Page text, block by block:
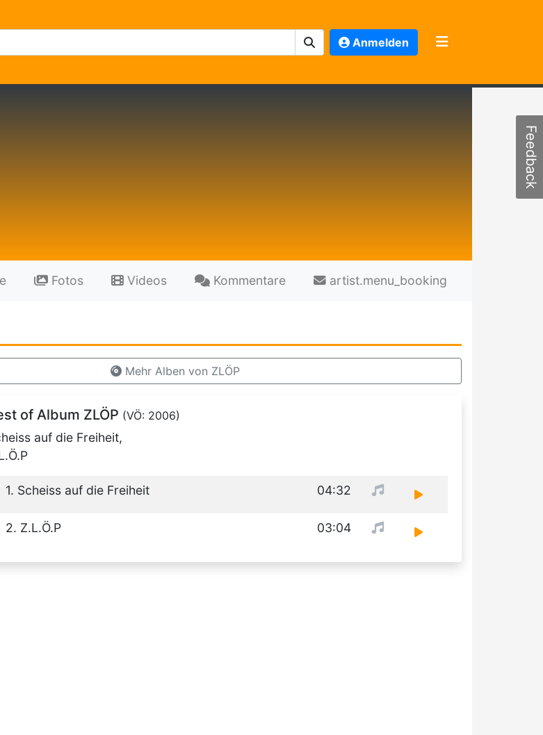
Anmelden
Fotos Videos Kommentare artist.menu_booking
Mehr Alben von ZLÖP
of Album ZLÖP (VÖ: 2006)
auf die Freiheit,
1. Scheiss auf die Freiheit 04:32
2. Z.L.Ö.P 03:04
Feedback